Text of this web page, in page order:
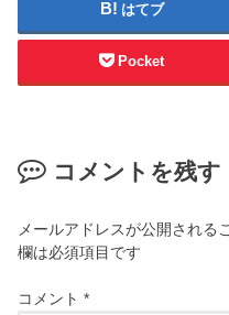
はてブ
Pocket
コメントを残す
メールアドレスが公開される
欄は必須項目です
コメント*